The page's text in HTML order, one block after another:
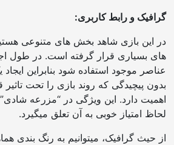
گرافیک و رابط کاربری:
در این بازی شاهد بخش های متنوعی
های بسیاری قرار گرفته است. در طول
عناصر موجود استفاده شود بنابراین
بدون پیچیدگی که روند بازی را تحت تاثیر
اهمیت دارد. این ویژگی در “مزرعه
لحاظ امتیاز خوبی به آن تعلق میگیرد.
از حیث گرافیک، میتوانیم به رنگ بندی